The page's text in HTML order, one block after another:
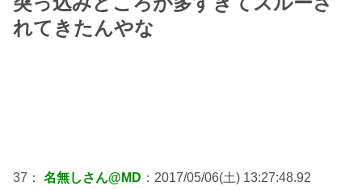
れてきたんやな
37： 名無しさん@MD ：2017/05/06(土) 13:27:48.92